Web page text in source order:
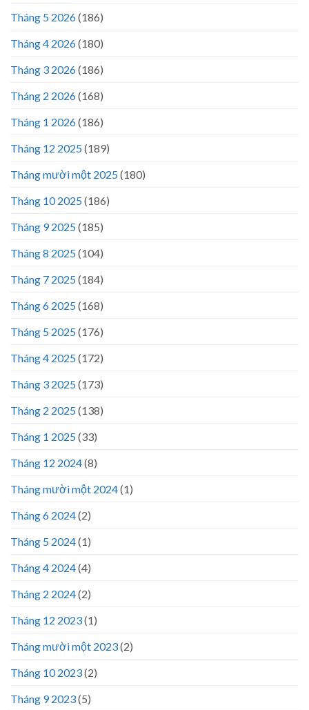
Tháng 5 2026(186)
Tháng 4 2026(180)
Tháng 3 2026(186)
Tháng 2 2026(168)
Tháng 1 2026(186)
Tháng 12 2025(189)
Tháng mười một 2025(180)
Tháng 10 2025(186)
Tháng 9 2025(185)
Tháng 8 2025(104)
Tháng 7 2025(184)
Tháng 6 2025(168)
Tháng 5 2025(176)
Tháng 4 2025(172)
Tháng 3 2025(173)
Tháng 2 2025(138)
Tháng 1 2025(33)
Tháng 12 2024(8)
Tháng mười một 2024(1)
Tháng 6 2024(2)
Tháng 5 2024(1)
Tháng 4 2024(4)
Tháng 2 2024(2)
Tháng 12 2023(1)
Tháng mười một 2023(2)
Tháng 10 2023(2)
Tháng 9 2023(5)